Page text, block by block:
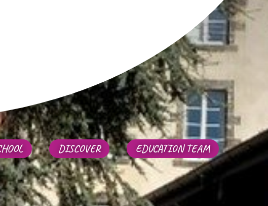
DISCOVER EDUCATION TEAM